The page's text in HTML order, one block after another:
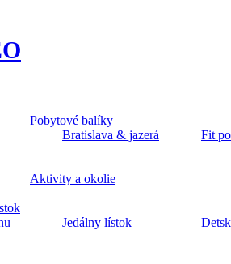
Pobytové balíky
Bratislava & jazerá
Fit
Aktivity a okolie
Jedálny lístok